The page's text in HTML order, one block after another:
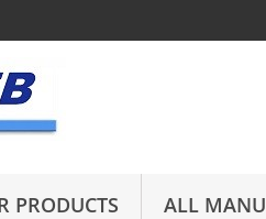
PRODUCTS ALL